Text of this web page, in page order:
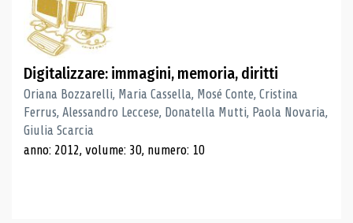
Digitalizzare: immagini, memoria, diritti
Oriana Bozzarelli, Maria Cassella, Mosé Conte, Cristina
Ferrus, Alessandro Leccese, Donatella Mutti, Paola Novaria,
Giulia Scarcia
anno: 2012, volume: 30, numero: 10